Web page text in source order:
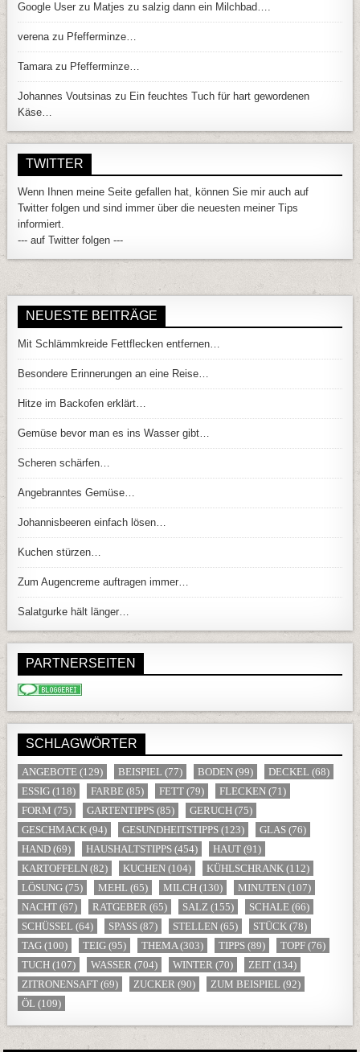
Google User zu Matjes zu salzig dann ein Milchbad….
verenazu Pfefferminze…
Tamarazu Pfefferminze…
Johannes Voutsinas zu Ein feuchtes Tuch für hart gewordenen
Käse…
TWITTER
Wenn Ihnen meine Seite gefallen hat, können Sie mir auch auf
Twitter folgen und sind immer über die neuesten meiner Tips
informiert.
--- auf Twitter folgen ---
NEUESTE BEITRÄGE
Mit Schlämmkreide Fettflecken entfernen…
Besondere Erinnerungen an eine Reise…
Hitze im Backofen erklärt…
Gemüse bevor man es ins Wasser gibt…
Scheren schärfen…
Angebranntes Gemüse…
Johannisbeeren einfach lösen…
Kuchen stürzen…
Zum Augencreme auftragen immer…
Salatgurke hält länger…
PARTNERSEITEN
SCHLAGWÖRTER
ANGEBOTE (129) BEISPIEL (77) BODEN (99) DECKEL (68)
ESSIG (118) FARBE (85) FETT (79) FLECKEN (71)
FORM (75) GARTENTIPPS (85) GERUCH (75)
GESCHMACK (94) GESUNDHEITSTIPPS (123) GLAS (76)
HAND (69) HAUSHALTSTIPPS (454) HAUT (91)
KARTOFFELN (82) KUCHEN (104) KÜHLSCHRANK (112)
LÖSUNG (75) MEHL (65) MILCH (130) MINUTEN (107)
NACHT (67) RATGEBER (65) SALZ (155) SCHALE (66)
SCHÜSSEL (64) SPASS (87) STELLEN (65) STÜCK (78)
TAG (100) TEIG (95) THEMA(303) TIPPS (89) TOPF (76)
TUCH (107) WASSER (704) WINTER (70) ZEIT (134)
ZITRONENSAFT (69) ZUCKER (90) ZUM BEISPIEL (92)
ÖL (109)